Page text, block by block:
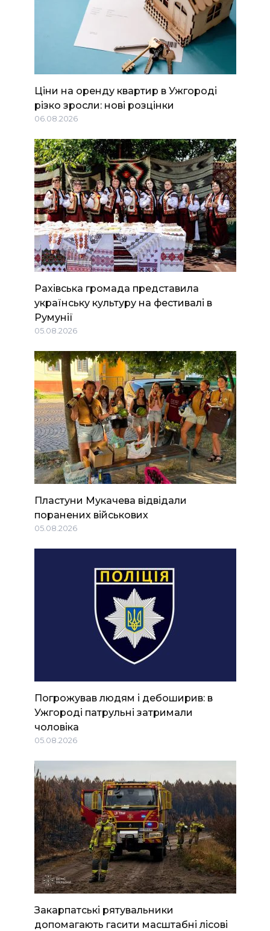
Ціни на оренду квартир в Ужгороді
різко зросли: нові розцінки
06.08.2026
Рахівська громада представила
українську культуру на фестивалі в
Румунії
05.08.2026
Пластуни Мукачева відвідали
поранених військових
05.08.2026
Погрожував людям і дебоширив: в
Ужгороді патрульні затримали
чоловіка
05.08.2026
Закарпатські рятувальники
допомагають гасити масштабні лісові